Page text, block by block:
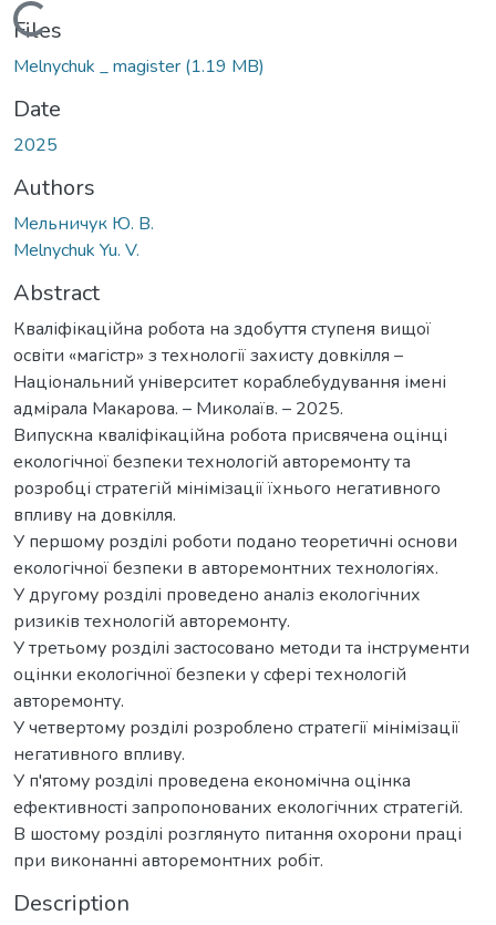
Loading...
Files
Melnychuk _ magister (1.19 MB)
Date
2025
Authors
Мельничук Ю. В.
Melnychuk Yu. V.
Abstract
Кваліфікаційна робота на здобуття ступеня вищої
освіти «магістр» з технології захисту довкілля –
Національний університет кораблебудування імені
адмірала Макарова. – Миколаїв. – 2025.
Випускна кваліфікаційна робота присвячена оцінці
екологічної безпеки технологій авторемонту та
розробці стратегій мінімізації їхнього негативного
впливу на довкілля.
У першому розділі роботи подано теоретичні основи
екологічної безпеки в авторемонтних технологіях.
У другому розділі проведено аналіз екологічних
ризиків технологій авторемонту.
У третьому розділі застосовано методи та інструменти
оцінки екологічної безпеки у сфері технологій
авторемонту.
У четвертому розділі розроблено стратегії мінімізації
негативного впливу.
У п'ятому розділі проведена економічна оцінка
ефективності запропонованих екологічних стратегій.
В шостому розділі розглянуто питання охорони праці
при виконанні авторемонтних робіт.
Description